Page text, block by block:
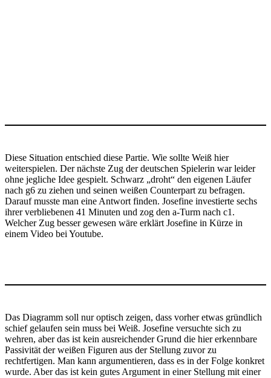
Diese Situation entschied diese Partie. Wie sollte Weiß hier
weiterspielen. Der nächste Zug der deutschen Spielerin war leider
ohne jegliche Idee gespielt. Schwarz „droht“ den eigenen Läufer
nach g6 zu ziehen und seinen weißen Counterpart zu befragen.
Darauf musste man eine Antwort finden. Josefine investierte sechs
ihrer verbliebenen 41 Minuten und zog den a-Turm nach c1.
Welcher Zug besser gewesen wäre erklärt Josefine in Kürze in
einem Video bei Youtube.
Das Diagramm soll nur optisch zeigen, dass vorher etwas gründlich
schief gelaufen sein muss bei Weiß. Josefine versuchte sich zu
wehren, aber das ist kein ausreichender Grund die hier erkennbare
Passivität der weißen Figuren aus der Stellung zuvor zu
rechtfertigen. Man kann argumentieren, dass es in der Folge konkret
wurde. Aber das ist kein gutes Argument in einer Stellung mit einer